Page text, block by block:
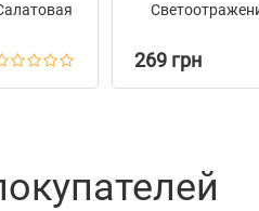
269 грн